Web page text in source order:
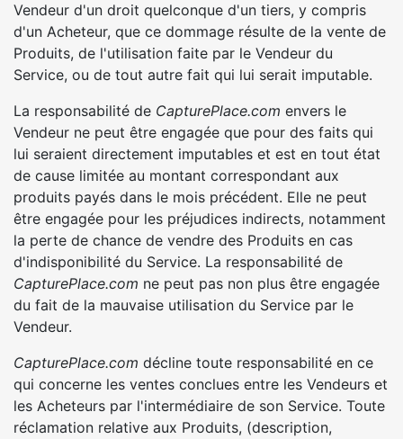
Vendeur d'un droit quelconque d'un tiers, y compris
d'un Acheteur, que ce dommage résulte de la vente de
Produits, de l'utilisation faite par le Vendeur du
Service, ou de tout autre fait qui lui serait imputable.
La responsabilité de CapturePlace.com envers le
Vendeur ne peut être engagée que pour des faits qui
lui seraient directement imputables et est en tout état
de cause limitée au montant correspondant aux
produits payés dans le mois précédent. Elle ne peut
être engagée pour les préjudices indirects, notamment
la perte de chance de vendre des Produits en cas
d'indisponibilité du Service. La responsabilité de
CapturePlace.com ne peut pas non plus être engagée
du fait de la mauvaise utilisation du Service par le
Vendeur.
CapturePlace.com décline toute responsabilité en ce
qui concerne les ventes conclues entre les Vendeurs et
les Acheteurs par l'intermédiaire de son Service. Toute
réclamation relative aux Produits, (description,